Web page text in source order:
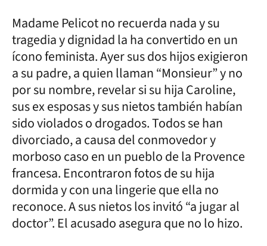
Madame Pelicot no recuerda nada y su
tragedia y dignidad la ha convertido en un
ícono feminista. Ayer sus dos hijos exigieron
a su padre, a quien llaman “Monsieur” y no
por su nombre, revelar si su hija Caroline,
sus ex esposas y sus nietos también habían
sido violados o drogados. Todos se han
divorciado, a causa del conmovedor y
morboso caso en un pueblo de la Provence
francesa. Encontraron fotos de su hija
dormida y con una lingerie que ella no
reconoce. A sus nietos los invitó “a jugar al
doctor”. El acusado asegura que no lo hizo.